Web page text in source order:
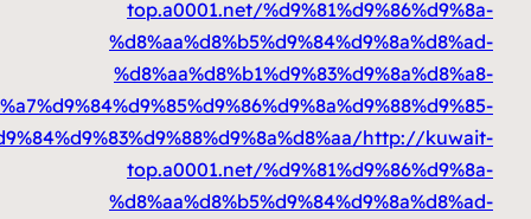
top.a0001.net/
top.a0001.net/